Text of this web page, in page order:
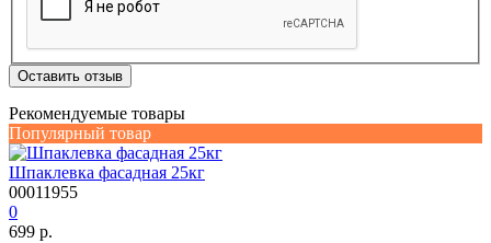
Оставить отзыв
Рекомендуемые товары
Популярный товар
Шпаклевка фасадная 25кг
00011955
0
699 р.